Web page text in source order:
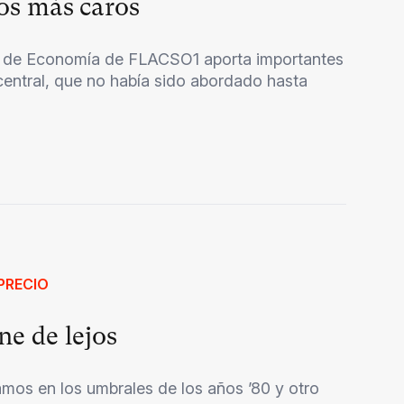
más caros
Economía de FLACSO1 aporta importantes
que no había sido abordado hasta
de lejos
en los umbrales de los años ’80 y otro